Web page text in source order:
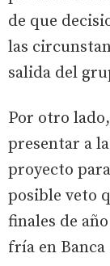
de que
las
salida del
Por otro
presentar a
proyecto
posible veto
finales de
fría en Banca